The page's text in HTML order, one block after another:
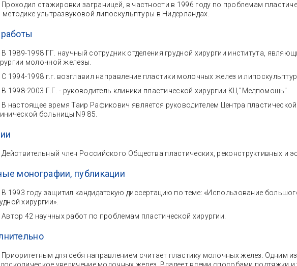
Проходил стажировки заграницей, в частности в 1996 году по проблемам
методике ультразвуковой липоскульптуры в Нидерландах.
В 1989-1998 ГГ. научный сотрудник отделения грудной хирургии института,
молочной железы.
С 1994-1998 г.г. возглавил направление пластики молочных желез и
В 1998-2003 Г.Г. - руководитель клиники пластической хирургии КЦ "Медпомощь".
В настоящее время Таир Рафикович является руководителем Центра
больницы N9 85.
Действительный член Российского Общества пластических, реконструктивных и
монографии, публикации
В 1993 году защитил кандидатскую диссертацию по теме: «Использование
хирургии».
Автор 42 научных работ по проблемам пластической хирургии.
Приоритетным для себя направлением считает пластику молочных желез. Одним